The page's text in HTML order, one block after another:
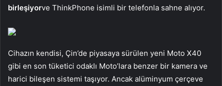
birleşiyorve ThinkPhone isimli bir telefonla sahne alıyor.
Cihazın kendisi, Çin’de piyasaya sürülen yeni Moto X40
gibi en son tüketici odaklı Moto’lara benzer bir kamera ve
harici bileşen sistemi taşıyor. Ancak alüminyum çerçeve